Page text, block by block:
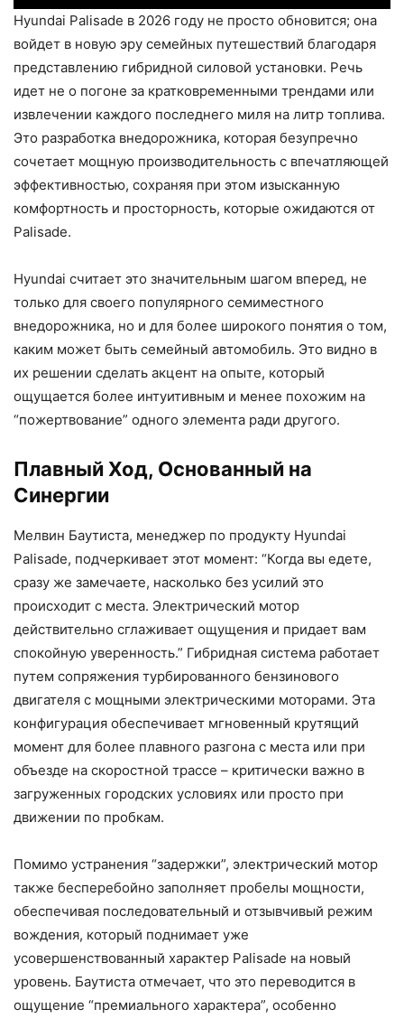
Hyundai Palisade в 2026 году не просто обновится; она
войдет в новую эру семейных путешествий благодаря
представлению гибридной силовой установки. Речь
идет не о погоне за кратковременными трендами или
извлечении каждого последнего миля на литр топлива.
Это разработка внедорожника, которая безупречно
сочетает мощную производительность с впечатляющей
эффективностью, сохраняя при этом изысканную
комфортность и просторность, которые ожидаются от
Palisade.
Hyundai считает это значительным шагом вперед, не
только для своего популярного семиместного
внедорожника, но и для более широкого понятия о том,
каким может быть семейный автомобиль. Это видно в
их решении сделать акцент на опыте, который
ощущается более интуитивным и менее похожим на
“пожертвование” одного элемента ради другого.
Плавный Ход, Основанный на
Синергии
Мелвин Баутиста, менеджер по продукту Hyundai
Palisade, подчеркивает этот момент: “Когда вы едете,
сразу же замечаете, насколько без усилий это
происходит с места. Электрический мотор
действительно сглаживает ощущения и придает вам
спокойную уверенность.” Гибридная система работает
путем сопряжения турбированного бензинового
двигателя с мощными электрическими моторами. Эта
конфигурация обеспечивает мгновенный крутящий
момент для более плавного разгона с места или при
объезде на скоростной трассе – критически важно в
загруженных городских условиях или просто при
движении по пробкам.
Помимо устранения “задержки”, электрический мотор
также бесперебойно заполняет пробелы мощности,
обеспечивая последовательный и отзывчивый режим
вождения, который поднимает уже
усовершенствованный характер Palisade на новый
уровень. Баутиста отмечает, что это переводится в
ощущение “премиального характера”, особенно